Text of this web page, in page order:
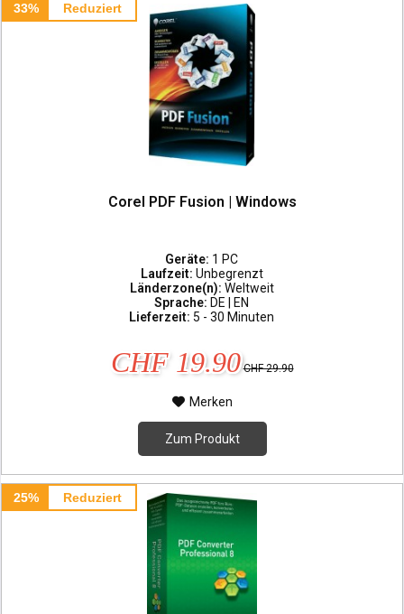
33% Reduziert
Corel PDF Fusion | Windows
Geräte: 1 PC
Laufzeit: Unbegrenzt
Länderzone(n): Weltweit
Sprache: DE | EN
Lieferzeit: 5 - 30 Minuten
CHF 19.90 CHF 29.90
Merken
Zum Produkt
25% Reduziert